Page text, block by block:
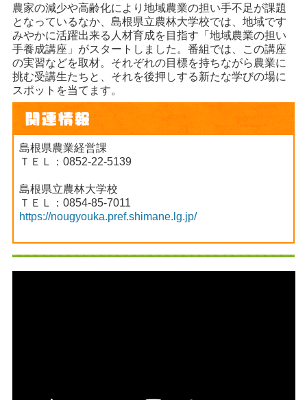
農家の減少や高齢化により地域農業の担い手不足が課題
となっているなか、島根県立農林大学校では、地域です
みやかに活躍出来る人材育成を目指す「地域農業の担い
手養成講座」がスタートしました。番組では、この講座
の実習などを取材。それぞれの目標を持ちながら農業に
挑む受講生たちと、それを後押しする新たな学びの場に
スポットを当てます。
島根県農業経営課
ＴＥＬ：0852-22-5139
島根県立農林大学校
ＴＥＬ：0854-85-7011
https://nougyouka.pref.shimane.lg.jp/